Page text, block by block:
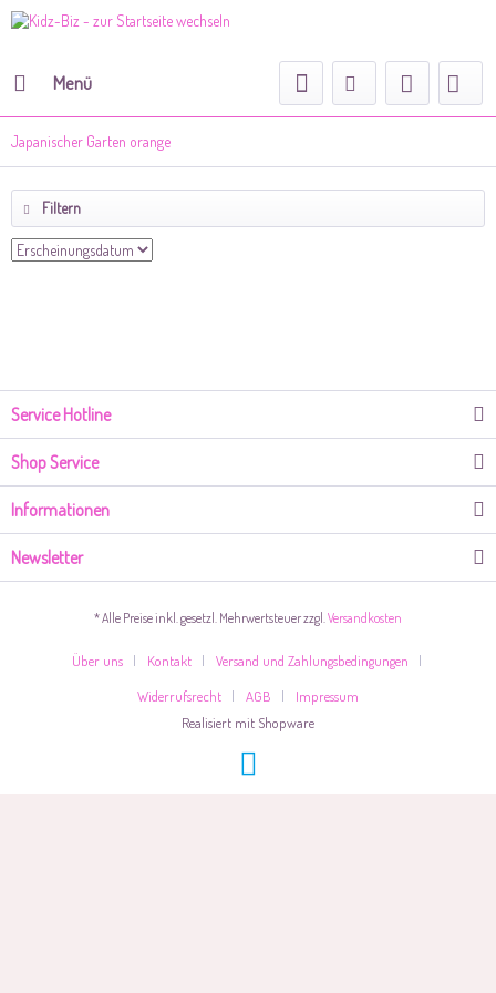
Menü
Japanischer Garten orange
Filtern
Service Hotline
Shop Service
Informationen
Newsletter
* Alle Preise inkl. gesetzl. Mehrwertsteuer zzgl.Versandkosten
Über uns Kontakt
Versand und Zahlungsbedingungen
Widerrufsrecht
AGB
Impressum
Realisiert mit Shopware